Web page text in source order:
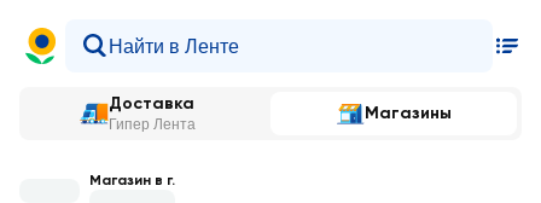
Доставка
Гипер Лента
Магазины
Магазин в г.